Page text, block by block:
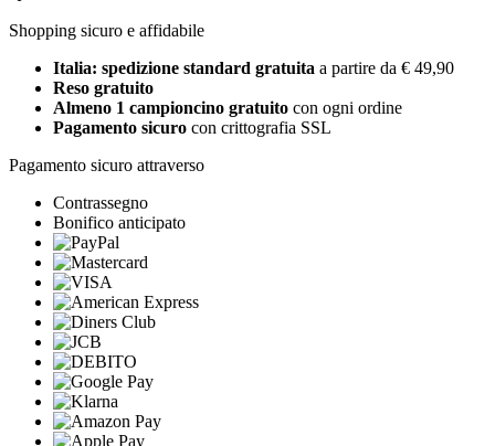
Shopping sicuro e affidabile
Italia: spedizione standard gratuita a partire da € 49,90
Reso gratuito
Almeno 1 campioncino gratuito con ogni ordine
Pagamento sicuro con crittografia SSL
Pagamento sicuro attraverso
Contrassegno
Bonifico anticipato